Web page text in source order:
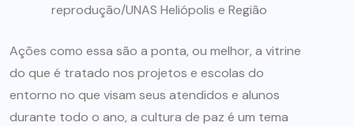
reprodução/UNAS Heliópolis e Região
Ações como essa são a ponta, ou melhor, a vitrine
do que é tratado nos projetos e escolas do
entorno no que visam seus atendidos e alunos
durante todo o ano, a cultura de paz é um tema